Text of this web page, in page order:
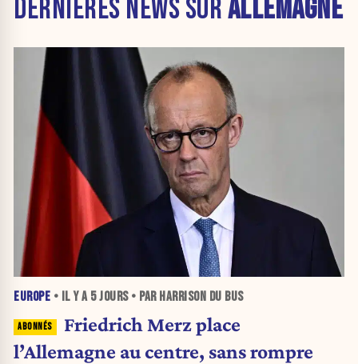
DERNIÈRES NEWS SURALLEMAGNE
EUROPE • IL Y A 5 JOURS• PAR HARRISON DU BUS
Friedrich Merz place
l’Allemagne au centre, sans rompre